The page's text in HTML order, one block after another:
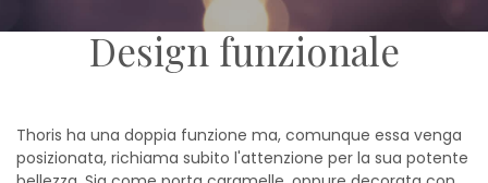
Design funzionale
Thoris ha una doppia funzione ma, comunque essa venga
posizionata, richiama subito l'attenzione per la sua potente